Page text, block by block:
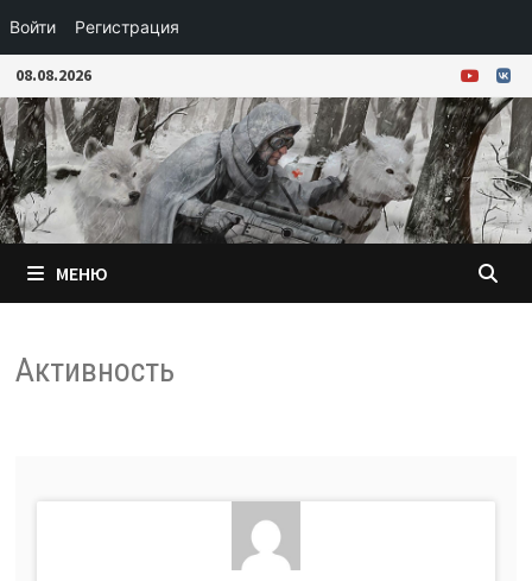
Войти Регистрация
Перейти
к
содержимому
08.08.2026
МЕНЮ
Активность